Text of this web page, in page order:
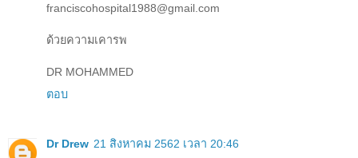
franciscohospital1988@gmail.com
ด้วยความเคารพ
DR MOHAMMED
ตอบ
Dr Drew 21 สิงหาคม 2562 เวลา 20:46